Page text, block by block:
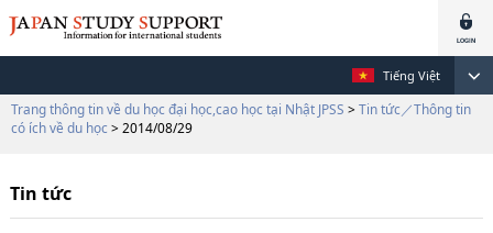
Tiếng Việt
Trang thông tin về du học đại học,cao học tại Nhật JPSS > Tin tức／Thông tin
có ích về du học > 2014/08/29
Tin tức